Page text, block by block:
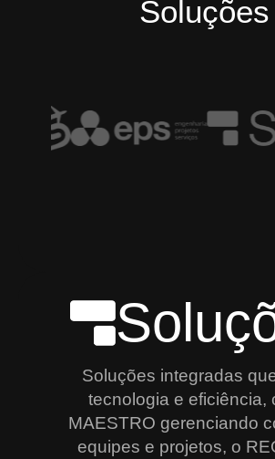
Soluções
Soluções integradas
tecnologia e eficiência,
MAESTRO gerenciando
equipes e projetos, o